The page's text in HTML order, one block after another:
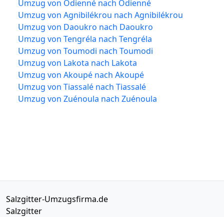
Umzug von Odienné nach Odienné
Umzug von Agnibilékrou nach Agnibilékrou
Umzug von Daoukro nach Daoukro
Umzug von Tengréla nach Tengréla
Umzug von Toumodi nach Toumodi
Umzug von Lakota nach Lakota
Umzug von Akoupé nach Akoupé
Umzug von Tiassalé nach Tiassalé
Umzug von Zuénoula nach Zuénoula
Salzgitter-Umzugsfirma.de
Salzgitter